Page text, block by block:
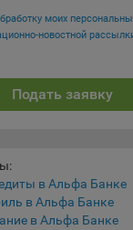
поручаем
сервис веб-
ООО «Яндекс».
16, 119021.Политика
Google,
Office, 1600
USA. Политика
Google.
моих
новостной
Подать заявку
в Альфа Банке
в Альфа Банке
в Альфа Банке